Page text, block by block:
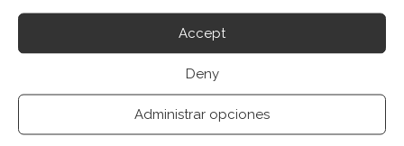
Accept
Deny
Administrar opciones